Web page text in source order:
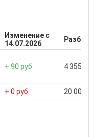
Изменение с
14.07.2026
+ 90 руб. 4 355 ...
+ 0 руб. 20 001